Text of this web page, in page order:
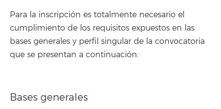
Para la inscripción es totalmente necesario el
cumplimiento de los requisitos expuestos en las
bases generales y perfil singular de la convocatoria
que se presentan a continuación:
Bases generales